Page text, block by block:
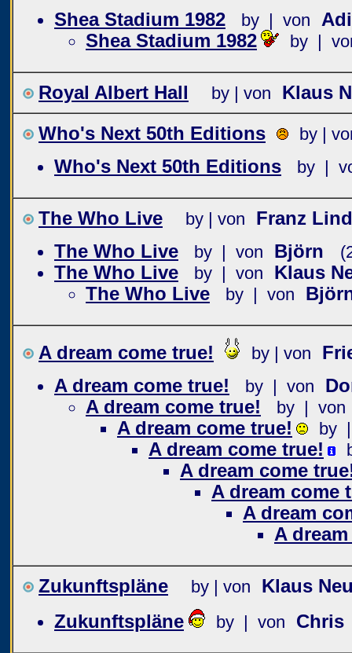
Shea Stadium 1982 by | von
Shea Stadium 1982
by |
Royal Albert Hall by | von
Klaus
Who's Next 50th Editions
by |
Who's Next 50th Editions by |
The Who Live by | von
Franz
The Who Live
by | von Björn
The Who Live by | von
Klaus
The Who Live
by | von
A dream come true! by | von
A dream come true!
by | von
A dream come true!
by | von
A dream come true! by
A dream come true!
A dream come
A dream come
A dream
A
Zukunftspläne by | von
Klaus
Zukunftspläne
by | von Chris